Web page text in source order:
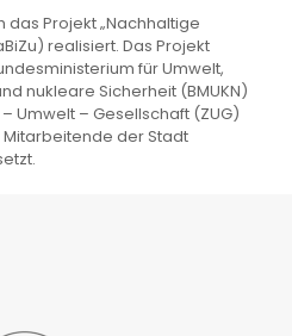
Projekt „Nachhaltige
realisiert. Das Projekt
für Umwelt,
nukleare Sicherheit (BMUKN)
Umwelt – Gesellschaft (ZUG)
der Stadt